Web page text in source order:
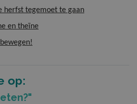
herfst tegemoet te gaan
en theïne
op: